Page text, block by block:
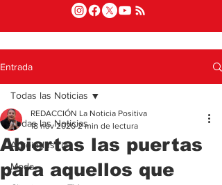
Entrada
Todas las Noticias
Agroindustria
Moda
Todas las Noticias
Abiertas las puertas
para aquellos que
REDACCIÓN La Noticia Positiva
18 nov 2020 2 min de lectura